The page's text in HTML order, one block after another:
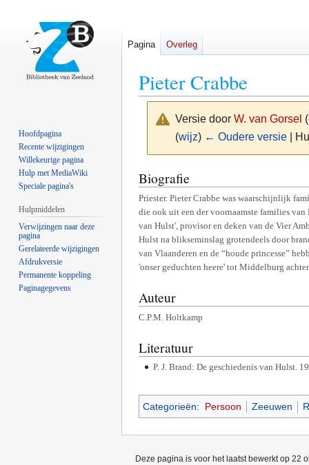
Pieter Crabbe
Versie door W. van Gorsel (
(wijz) ← Oudere versie|
Naar
navigatie
springen
Naar
zoeken
springen
Biografie
Priester. Pieter Crabbe was waarschijnlijk
die ook uit een der voornaamste families
van Hulst', provisor en deken van de Vier
Hulst na blikseminslag grotendeels door
van Vlaanderen en de “houde princesse”
'onser geduchten heere' tot Middelburg
Auteur
C.P.M. Holtkamp
Literatuur
P. J. Brand: De geschiedenis van Hulst.
Categorieën: Persoon Zeeuwen
Pagina Overleg
Hoofdpagina
Recente wijzigingen
Willekeurige pagina
Hulp met MediaWiki
Speciale pagina's
Hulpmiddelen
Verwijzingen naar deze
pagina
Gerelateerde wijzigingen
Afdrukversie
Permanente koppeling
Paginagegevens
Deze pagina is voor het laatst bewerkt op 22